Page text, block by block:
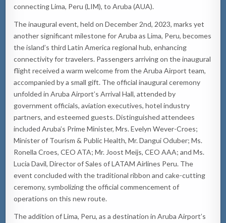
connecting Lima, Peru (LIM), to Aruba (AUA).
The inaugural event, held on December 2nd, 2023, marks yet
another significant milestone for Aruba as Lima, Peru, becomes
the island’s third Latin America regional hub, enhancing
connectivity for travelers. Passengers arriving on the inaugural
flight received a warm welcome from the Aruba Airport team,
accompanied by a small gift. The official inaugural ceremony
unfolded in Aruba Airport’s Arrival Hall, attended by
government officials, aviation executives, hotel industry
partners, and esteemed guests. Distinguished attendees
included Aruba’s Prime Minister, Mrs. Evelyn Wever-Croes;
Minister of Tourism & Public Health, Mr. Dangui Oduber; Ms.
Ronella Croes, CEO ATA; Mr. Joost Meijs, CEO AAA; and Ms.
Lucia Davil, Director of Sales of LATAM Airlines Peru. The
event concluded with the traditional ribbon and cake-cutting
ceremony, symbolizing the official commencement of
operations on this new route.
The addition of Lima, Peru, as a destination in Aruba Airport’s